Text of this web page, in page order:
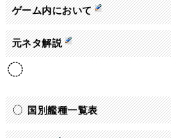
ゲーム内において
元ネタ解説
国別艦種一覧表